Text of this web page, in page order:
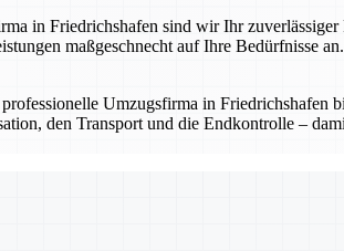
in Friedrichshafen sind wir Ihr
maßgeschnecht auf Ihre Bedürfnisse
Umzugsfirma in Friedrichshafen
den Transport und die Endkontrolle –